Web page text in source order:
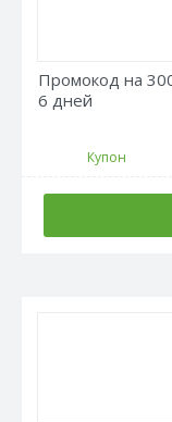
Промокод на
6 дней
Купон